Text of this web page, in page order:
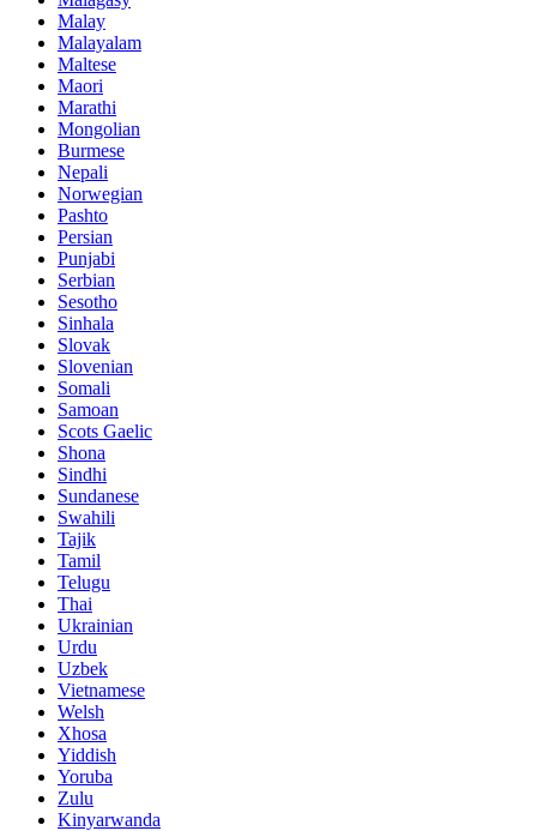
Malay
Malayalam
Maltese
Maori
Marathi
Mongolian
Burmese
Nepali
Norwegian
Pashto
Persian
Punjabi
Serbian
Sesotho
Sinhala
Slovak
Slovenian
Somali
Samoan
Scots Gaelic
Shona
Sindhi
Sundanese
Swahili
Tajik
Tamil
Telugu
Thai
Ukrainian
Urdu
Uzbek
Vietnamese
Welsh
Xhosa
Yiddish
Yoruba
Zulu
Kinyarwanda